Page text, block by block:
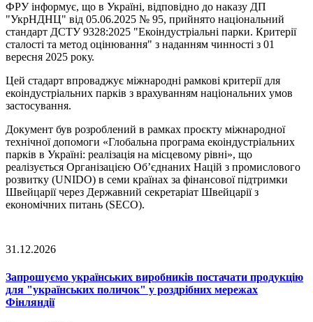
ФРУ інформує, що в Україні, відповідно до наказу ДП
"УкрНДНЦ" від 05.06.2025 № 95, прийнято національний
стандарт ДСТУ 9328:2025 "Екоіндустріальні парки. Критерії
сталості та метод оцінювання" з наданням чинності з 01
вересня 2025 року.
Цей стадарт впроваджує міжнародні рамкові критерії для
екоіндустріальних парків з врахуванням національних умов
застосування.
Документ був розроблений в рамках проєкту міжнародної
технічної допомоги «Глобальна програма екоіндустріальних
парків в Україні: реалізація на місцевому рівні», що
реалізується Організацією Об’єднаних Націй з промислового
розвитку (UNIDO) в семи країнах за фінансової підтримки
Швейцарії через Державний секретаріат Швейцарії з
економічних питань (SECO).
31.12.2026
Запрошуємо українських виробників постачати продукцію
для "українських поличок" у роздрібних мережах
Фінляндії